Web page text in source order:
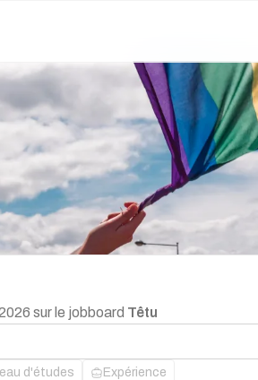
sur le jobboard Têtu
d'études Expérience